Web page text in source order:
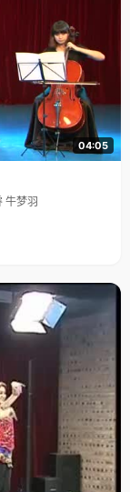
很多"，杨森
，别人玩的时候你不
法，同样的工作，
，比如烤面包的师
他必须要很早起
钱。学习也是一样，
" 杨森是怀着
高中时候的争强好
面对，他相信，每个
秘诀在于勤奋，真正
04:05
牛梦羽